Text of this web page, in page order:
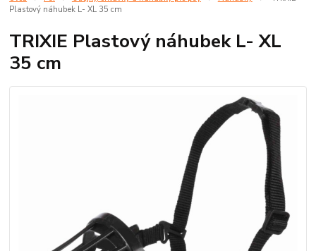
Plastový náhubek L- XL 35 cm
TRIXIE Plastový náhubek L- XL
35 cm